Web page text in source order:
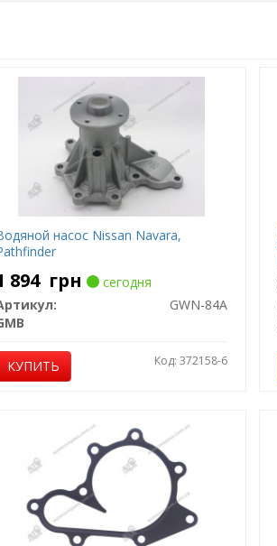
насос Nissan Navara,
894 грн
сегодня
GWN-84A
КУПИТЬ Код: 372158-6